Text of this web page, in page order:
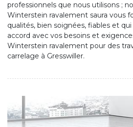
professionnels que nous utilisons ;
Winterstein ravalement saura vous
qualités, bien soignées, fiables et
accord avec vos besoins et
Winterstein ravalement pour des
carrelage à Gresswiller.